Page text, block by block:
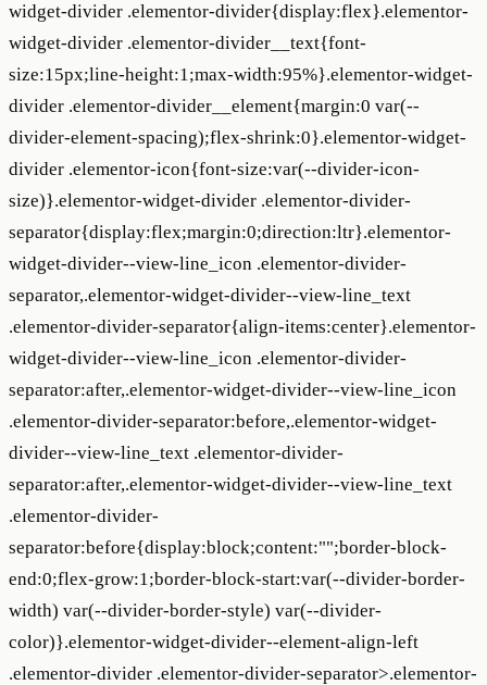
widget-divider .elementor-divider{display:flex}.elementor-
widget-divider .elementor-divider__text{font-
size:15px;line-height:1;max-width:95%}.elementor-widget-
divider .elementor-divider__element{margin:0 var(--
divider-element-spacing);flex-shrink:0}.elementor-widget-
divider .elementor-icon{font-size:var(--divider-icon-
size)}.elementor-widget-divider .elementor-divider-
separator{display:flex;margin:0;direction:ltr}.elementor-
widget-divider--view-line_icon .elementor-divider-
separator,.elementor-widget-divider--view-line_text
.elementor-divider-separator{align-items:center}.elementor-
widget-divider--view-line_icon .elementor-divider-
separator:after,.elementor-widget-divider--view-line_icon
.elementor-divider-separator:before,.elementor-widget-
divider--view-line_text .elementor-divider-
separator:after,.elementor-widget-divider--view-line_text
.elementor-divider-
separator:before{display:block;content:"";border-block-
end:0;flex-grow:1;border-block-start:var(--divider-border-
width) var(--divider-border-style) var(--divider-
color)}.elementor-widget-divider--element-align-left
.elementor-divider .elementor-divider-separator>.elementor-